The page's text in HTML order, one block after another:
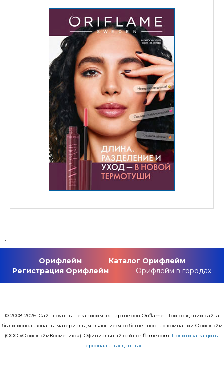
.
Орифлейм
Каталог Орифлейм
Регистрация Орифлейм
Орифлейм в городах
© 2008-2026. Сайт группы независимых партнеров Oriflame. При создании сайта
были использованы материалы, являющиеся собственностью компании Орифлэйм
(ООО «ОрифлэймКосметикс»). Официальный сайт оriflаme.com. Политика защиты
персональных данных